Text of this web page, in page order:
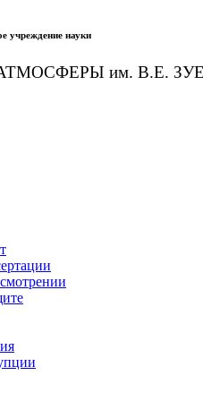
учреждение науки
им. В.Е.